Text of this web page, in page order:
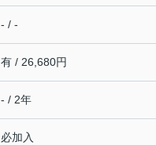
- / -
有 / 26,680円
- / 2年
必加入